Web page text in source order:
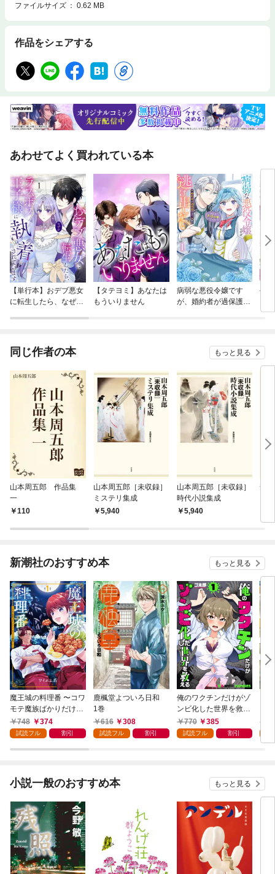
ファイルサイズ
0.62 MB
作品をシェアする
あわせてよく買われている本
【単行本】おデブ悪女
に転生したら、なぜか
【タテヨミ】あなたは
もういりません
病弱な悪役令嬢です
が、婚約者が過保護す
公
同じ作者の本 もっと見る
山本周五郎 作品集
一
110
山本周五郎［未収録］
ミステリ集成
5,940
山本周五郎［未収録］
時代小説集成
5,940
安
新潮社のおすすめ本 もっと見る
魔王城の料理番 〜コワ
モテ魔族ばかりだけ
ど、ホワイトな職場で
す〜 1巻
748 374
試読フル 割引
鹿楓堂よついろ日和
1巻
616
308
試読フル 割引
俺のワクチンだけがゾ
ンビ化した世界を救え
る 1巻
770 385
試読フル 割引
小説一般のおすすめ本 もっと見る